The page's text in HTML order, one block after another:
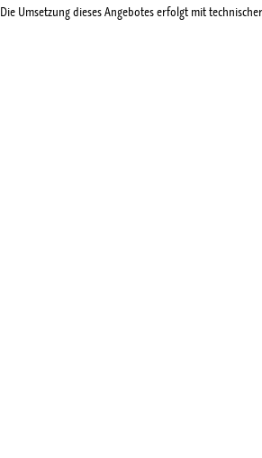
Die Umsetzung dieses Angebotes erfolgt mit